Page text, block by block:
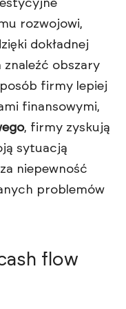
rozwojowi,
dokładnej
znaleźć obszary
firmy lepiej
finansowymi,
, firmy zyskują
sytuacją
niepewność
problemów
flow